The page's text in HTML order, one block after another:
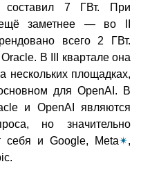
7 ГВт. При
ещё заметнее — во II
всего 2 ГВт.
В III квартале она
нескольких площадках,
для OpenAI. В
и OpenAI являются
но значительно
себя и Google, Meta✴,